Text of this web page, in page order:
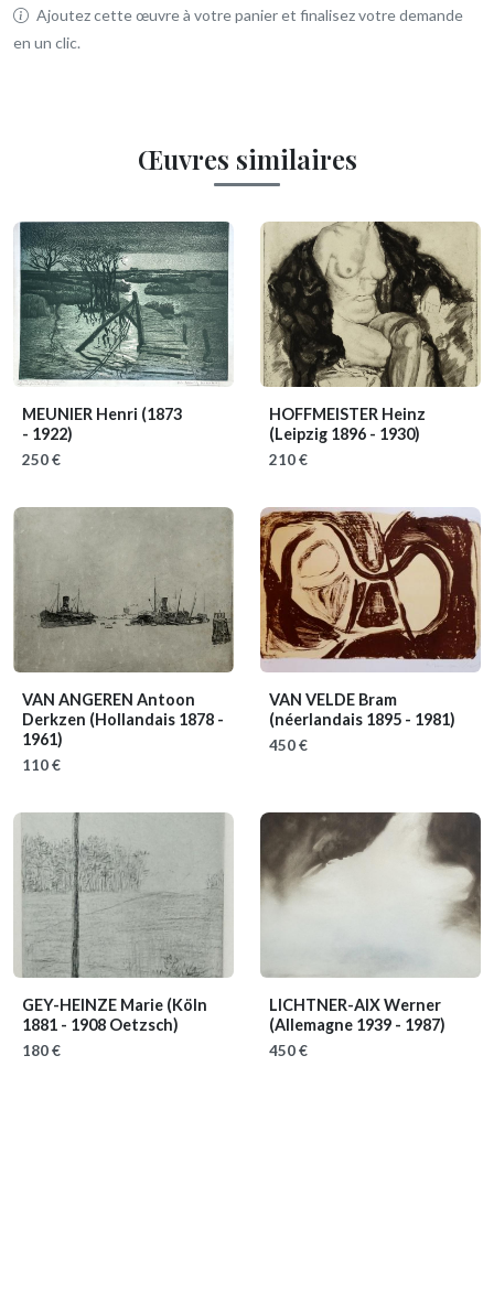
Ajoutez cette œuvre à votre panier et finalisez votre demande
en un clic.
Œuvres similaires
MEUNIER Henri (1873
- 1922)
250 €
HOFFMEISTER Heinz
(Leipzig 1896 - 1930)
210 €
VAN ANGEREN Antoon
Derkzen (Hollandais 1878 -
1961)
110 €
VAN VELDE Bram
(néerlandais 1895 - 1981)
450 €
GEY-HEINZE Marie (Köln
1881 - 1908 Oetzsch)
180 €
LICHTNER-AIX Werner
(Allemagne 1939 - 1987)
450 €